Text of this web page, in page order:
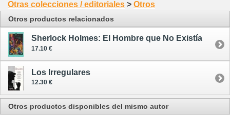
Otras colecciones / editoriales > Otros
Otros productos relacionados
Sherlock Holmes: El Hombre que No Existía
17.10 €
Los Irregulares
12.30 €
Otros productos disponibles del mismo autor